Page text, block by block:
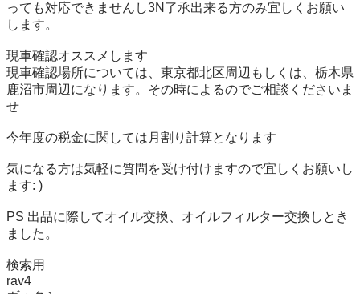
っても対応できませんし3N了承出来る方のみ宜しくお願い
します。
現車確認オススメします
現車確認場所については、東京都北区周辺もしくは、栃木県
鹿沼市周辺になります。その時によるのでご相談くださいま
せ
今年度の税金に関しては月割り計算となります
気になる方は気軽に質問を受け付けますので宜しくお願いし
ます: )
PS 出品に際してオイル交換、オイルフィルター交換しとき
ました。
検索用
rav4